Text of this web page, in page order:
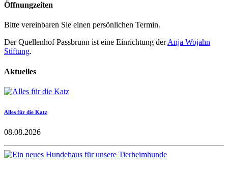
Öffnungzeiten
Bitte vereinbaren Sie einen persönlichen Termin.
Der Quellenhof Passbrunn ist eine Einrichtung derAnja Wojahn
Stiftung.
Aktuelles
Alles für die Katz
08.08.2026